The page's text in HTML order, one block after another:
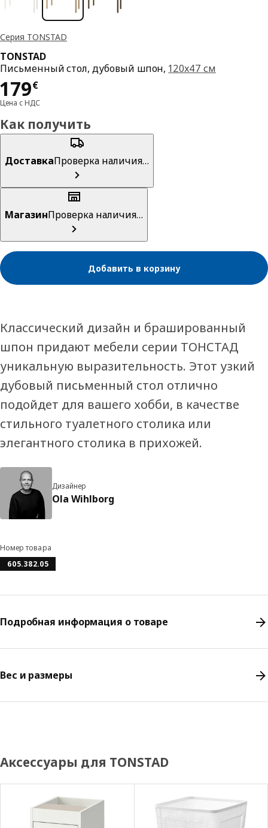
Серия TONSTAD
TONSTAD
Письменный стол, дубовый шпон, 120x47 см
179€
Цена 179€
Цена с НДС
Как получить
ДоставкаПроверка наличия…
МагазинПроверка наличия…
Добавить в корзину
Классический дизайн и брашированный
шпон придают мебели серии ТОНСТАД
уникальную выразительность. Этот узкий
дубовый письменный стол отлично
подойдет для вашего хобби, в качестве
стильного туалетного столика или
элегантного столика в прихожей.
Дизайнер
Ola Wihlborg
Номер товара
605.382.05
Подробная информация о товаре
Вес и размеры
Аксессуары для TONSTAD